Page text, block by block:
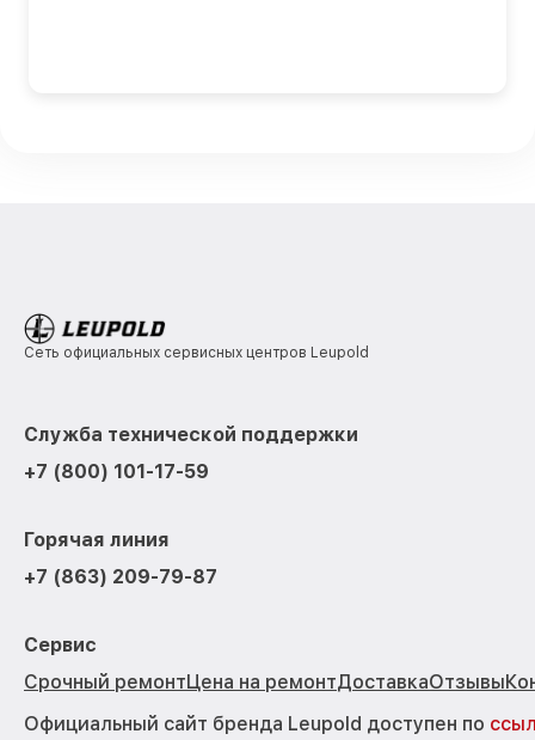
Сеть официальных сервисных центров Leupold
Служба технической поддержки
+7 (800) 101-17-59
Горячая линия
+7 (863) 209-79-87
Сервис
Срочный ремонтЦена на ремонтДоставкаОтзывы
Официальный сайт бренда Leupold доступен по